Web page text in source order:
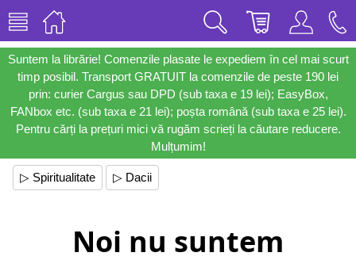
Suntem la librărie! Comenzile plasate le expediem în cel mai scurt
timp posibil. Transport GRATUIT la comenzile de peste 190 lei
prin: curier Cargus sau DPD (sub taxa e 19 lei); EasyBox,
FANbox etc. (sub taxa e 21 lei); poșta română (sub taxa e 25 lei).
Pentru cărți la prețuri mici vă rugăm scrieți la căutare reducere.
Mulțumim!
▷ Spiritualitate ▷ Dacii
Noi nu suntem